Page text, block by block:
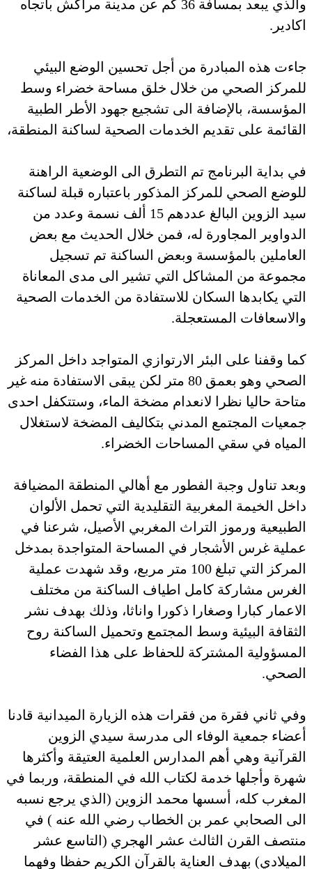
والذي يبعد بمسافة 36 كم عن مدينة مراكش باتجاه
اكادير.
جاءت هذه المبادرة من أجل تحسين الوضع البيئي
للمركز الصحي من خلال خلق مساحة خضراء وسط
المؤسسة، بالإضافة الى تشجيع جهود الأطر الطبية
القائمة على تقديم الخدمات الصحية لساكنة المنطقة،
في بداية البرنامج تم التطرق الى الوضعية الراهنة
للوضع الصحي للمركز المذكور باعتباره قبلة لساكنة
سيد الزوين البالغ عددهم 15 ألف نسمة وعدد من
الدواوير المجاورة له، فمن خلال الحديث مع بعض
العاملين بالمؤسسة وبعض الساكنة تم تسجيل
مجموعة من المشاكل التي تشير الى مدى المعاناة
التي يكابدها السكان للاستفادة من الخدمات الصحية
والاسعافات المستعجلة.
كما وقفنا على البئر الارتوازي المتواجد داخل المركز
الصحي وهو بعمق 80 متر لكن يبقى الاستفادة منه غير
متاحة حاليا نظرا لانعدام مضخة الماء، وستتكفل احدى
جمعيات المجتمع المدني بتكاليف المضخة لاستغلال
المياه في سقي المساحات الخضراء.
وبعد تناول وجبة الفطور مع أهالي المنطقة المضيافة
داخل الخيمة المغربية التقليدية التي تحمل الألوان
الطبيعية ورموز التراث المغربي الأصيل، شرعنا في
عملية غرس الأشجار في المساحة المتواجدة بمدخل
المركز التي تبلغ 100 متر مربع، وقد شهدت عملية
الغرس مشاركة كامل اطياف الساكنة من مختلف
الاعمار كبارا وصغارا ذكورا واناثا، وذلك بهدف نشر
الثقافة البيئية وسط المجتمع وتحميل الساكنة روح
المسؤولية المشتركة للحفاظ على هذا الفضاء
الصحي.
وفي ثاني فقرة من فقرات هذه الزيارة الميدانية قادنا
أعضاء جمعية الوفاء الى مدرسة سيدي الزوين
القرآنية وهي أهم المدارس العلمية العتيقة وأكثرها
شهرة وأجلها خدمة لكتاب الله في المنطقة، وربما في
المغرب كله، أسسها محمد الزوين (الذي يرجع نسبه
الى الصحابي عمر بن الخطاب رضي الله عنه ) في
منتصف القرن الثالث عشر الهجري (التاسع عشر
الميلادي) بهدف العناية بالقرآن الكريم حفظا وفهما